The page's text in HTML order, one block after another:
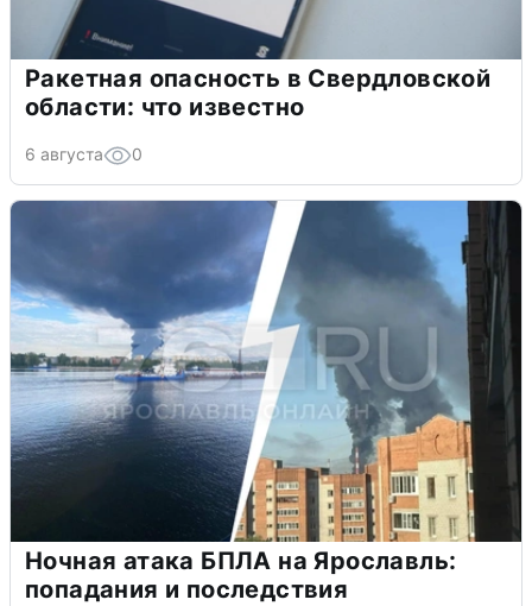
Ракетная опасность в Свердловской
области: что известно
6 августа 0
Ночная атака БПЛА на Ярославль:
попадания и последствия